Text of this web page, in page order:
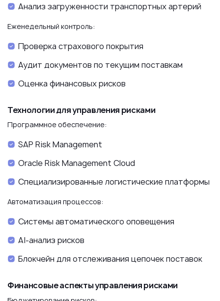
Анализ загруженности транспортных артерий
Еженедельный контроль:
Проверка страхового покрытия
Аудит документов по текущим поставкам
Оценка финансовых рисков
Технологии для управления рисками
Программное обеспечение:
SAP Risk Management
Oracle Risk Management Cloud
Специализированные логистические платформы
Автоматизация процессов:
Системы автоматического оповещения
AI-анализ рисков
Блокчейн для отслеживания цепочек поставок
Финансовые аспекты управления рисками